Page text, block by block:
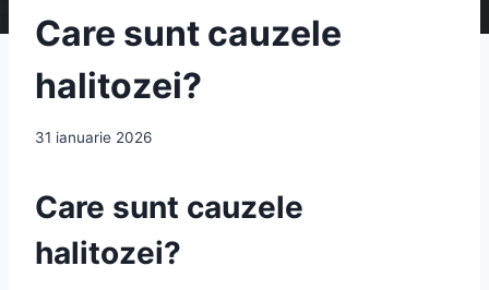
Care sunt cauzele
halitozei?
31 ianuarie 2026
Care sunt cauzele
halitozei?